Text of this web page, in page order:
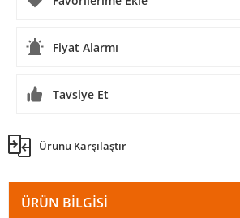
Fiyat Alarmı
Tavsiye Et
Ürünü Karşılaştır
ÜRÜN BILGISI